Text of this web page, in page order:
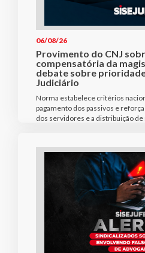
06/08/26
Provimento do CNJ
compensatória da
debate sobre
Judiciário
Norma estabelece critérios
pagamento dos passivos e
dos servidores e a distribuição de